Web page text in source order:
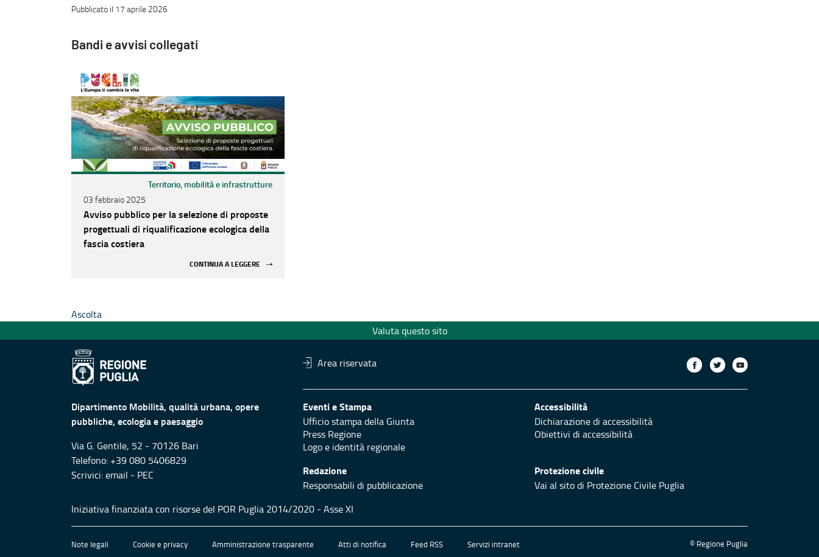
Pubblicato il 17 aprile 2026
Bandi e avvisi collegati
Territorio, mobilità e infrastrutture
03 febbraio 2025
Avviso pubblico per la selezione di proposte
progettuali di riqualificazione ecologica della
fascia costiera
CONTINUA A LEGGERE
Ascolta
Valuta questo sito
Area riservata
Dipartimento Mobilità, qualità urbana, opere
pubbliche, ecologia e paesaggio
Via G. Gentile, 52 - 70126 Bari
Telefono: +39 080 5406829
Scrivici:email - PEC
Eventi e Stampa
Ufficio stampa della Giunta
Press Regione
Logo e identità regionale
Accessibilità
Dichiarazione di accessibilità
Obiettivi di accessibilità
Redazione
Responsabili di pubblicazione
Protezione civile
Vai al sito di Protezione Civile Puglia
Iniziativa finanziata con risorse del POR Puglia 2014/2020 - Asse XI
Note legali Cookie e privacy Amministrazione trasparente Atti di notifica Feed RSS Servizi intranet © Regione Puglia